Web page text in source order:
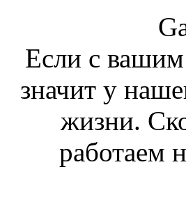
Если с вашим
значит у
жизни.
работаем